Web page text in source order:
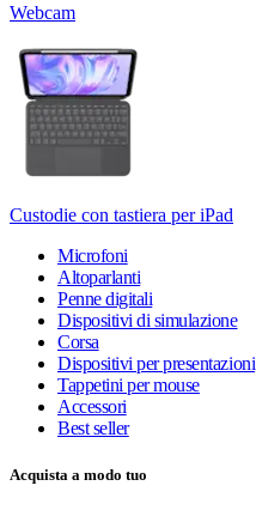
Webcam
Custodie con tastiera per iPad
Microfoni
Altoparlanti
Penne digitali
Dispositivi di simulazione
Corsa
Dispositivi per presentazioni
Tappetini per mouse
Accessori
Best seller
Acquista a modo tuo